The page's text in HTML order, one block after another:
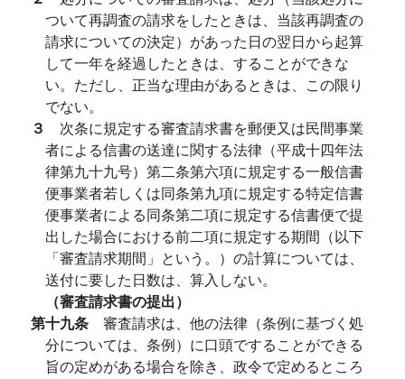
ついて再調査の請求をしたときは、当該再調査の
請求についての決定）があった日の翌日から起算
して一年を経過したときは、することができな
い。ただし、正当な理由があるときは、この限り
でない。
３ 次条に規定する審査請求書を郵便又は民間事業
者による信書の送達に関する法律（平成十四年法
律第九十九号）第二条第六項に規定する一般信書
便事業者若しくは同条第九項に規定する特定信書
便事業者による同条第二項に規定する信書便で提
出した場合における前二項に規定する期間（以下
「審査請求期間」という。）の計算については、
送付に要した日数は、算入しない。
（審査請求書の提出）
第十九条 審査請求は、他の法律（条例に基づく処
分については、条例）に口頭ですることができる
旨の定めがある場合を除き、政令で定めるところ